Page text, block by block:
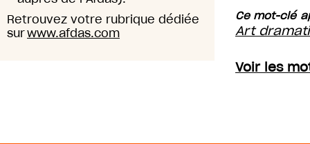
Retrouvez votre rubrique dédiée
surwww.afdas.com
Ce mot-clé
Art
Voir les